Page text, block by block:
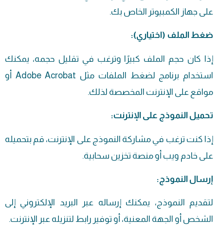
على جهاز الكمبيوتر الخاص بك.
ضغط الملف (اختياري):
إذا كان حجم الملف كبيرًا وترغب في تقليل حجمه، يمكنك
استخدام برنامج لضغط الملفات مثل Adobe Acrobat أو
مواقع على الإنترنت المخصصة لذلك.
تحميل النموذج على الإنترنت:
إذا كنت ترغب في مشاركة النموذج على الإنترنت، قم بتحميله
على خادم ويب أو منصة تخزين سحابية.
إرسال النموذج:
لتقديم النموذج، يمكنك إرساله عبر البريد الإلكتروني إلى
الشخص أو الجهة المعنية، أو توفير رابط لتنزيله عبر الإنترنت.